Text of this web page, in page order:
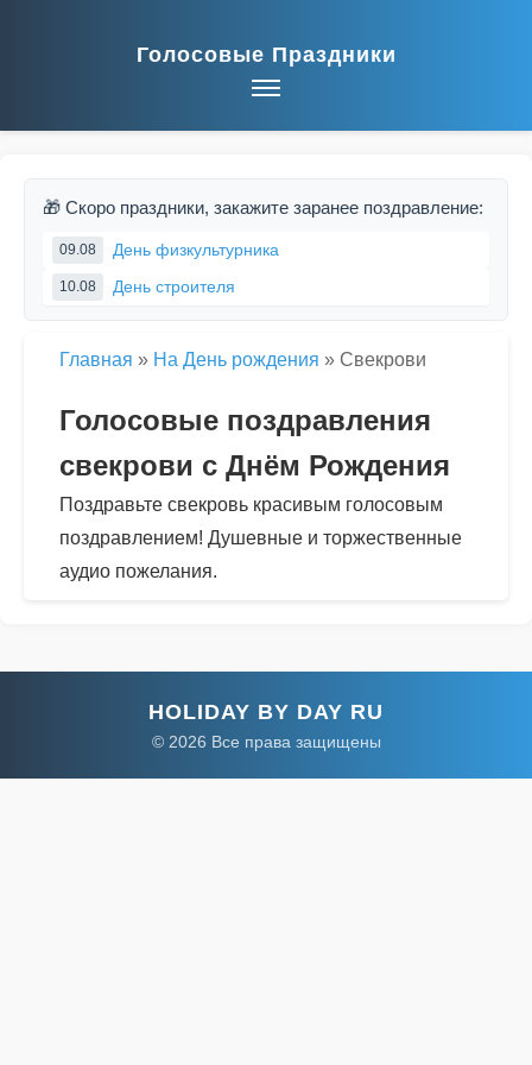
Голосовые Праздники
🎁 Скоро праздники, закажите заранее поздравление:
09.08 День физкультурника
10.08 День строителя
Главная » На День рождения » Свекрови
Голосовые поздравления
свекрови с Днём Рождения
Поздравьте свекровь красивым голосовым
поздравлением! Душевные и торжественные
аудио пожелания.
HOLIDAY BY DAY RU
© 2026 Все права защищены